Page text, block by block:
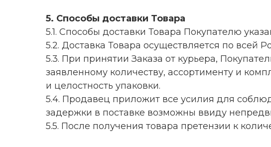
5. Способы доставки Товара
5.1. Способы доставки Товара Покупателю
5.2. Доставка Товара осуществляется по всей
5.3. При принятии Заказа от курьера,
заявленному количеству, ассортименту и
и целостность упаковки.
5.4. Продавец приложит все усилия для
задержки в поставке возможны ввиду
5.5. После получения товара претензии к